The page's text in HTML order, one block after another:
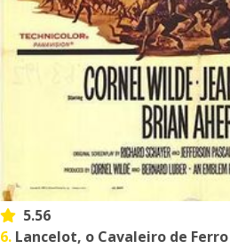
5.56
6. Lancelot, o Cavaleiro de Ferro